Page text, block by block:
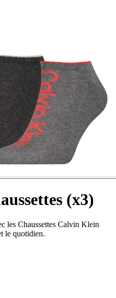
(x3)
les Chaussettes Calvin Klein
le quotidien.